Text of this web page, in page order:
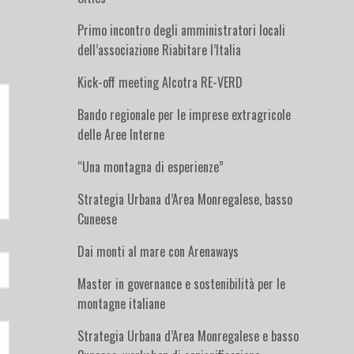
Primo incontro degli amministratori locali
dell’associazione Riabitare l’Italia
Kick-off meeting Alcotra RE-VERD
Bando regionale per le imprese extragricole
delle Aree Interne
“Una montagna di esperienze”
Strategia Urbana d’Area Monregalese, basso
Cuneese
Dai monti al mare con Arenaways
Master in governance e sostenibilità per le
montagne italiane
Strategia Urbana d’Area Monregalese e basso